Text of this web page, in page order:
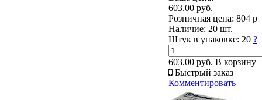
603.00 руб.
Розничная цена: 804 р
Наличие: 20 шт.
Штук в упаковке: 20 ?
603.00 руб. В корзину
Быстрый заказ
Комментировать